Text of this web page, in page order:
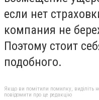
если нет
компания не
Поэтому стоит
подобного.
Якщо ви помітили помилку, виділіть
повідомити про це редакцію